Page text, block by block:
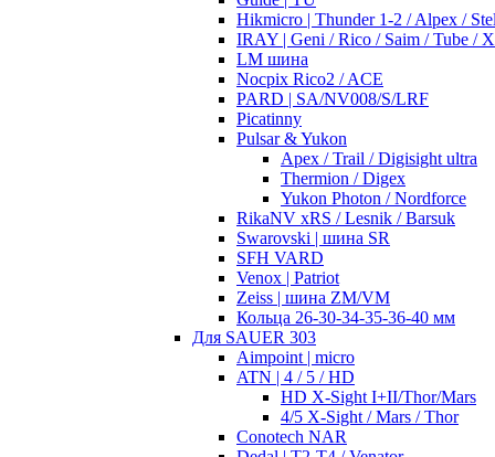
Hikmicro | Thunder 1-2 / Alpex /
IRAY | Geni / Rico / Saim / Tube /
LM шина
Nocpix Rico2 / ACE
PARD | SA/NV008/S/LRF
Picatinny
Pulsar & Yukon
Apex / Trail / Digisight ultra
Thermion / Digex
Yukon Photon / Nordforce
RikaNV xRS / Lesnik / Barsuk
Swarovski | шина SR
SFH VARD
Venox | Patriot
Zeiss | шина ZM/VM
Кольца 26-30-34-35-36-40 мм
Для SAUER 303
Aimpoint | micro
ATN | 4 / 5 / HD
HD X-Sight I+II/Thor/Mars
4/5 X-Sight / Mars / Thor
Conotech NAR